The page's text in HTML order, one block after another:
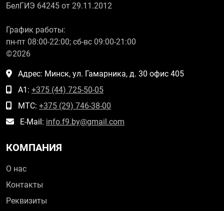
БелГИЭ 64245 от 29.11.2012
График работы:
пн-пт 08:00-22:00; сб-вс 09:00-21:00
©2026
Адрес: Минск, ул. Гамарника, д. 30 офис 405
А1: +375 (44) 725-50-05
МТС: +375 (29) 746-38-00
E-Mail: info.f9.by@gmail.com
КОМПАНИЯ
О нас
Контакты
Реквизиты